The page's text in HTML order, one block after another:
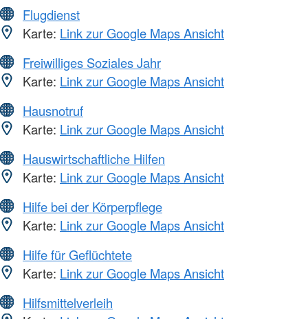
Flugdienst
Karte: Link zur Google Maps Ansicht
Freiwilliges Soziales Jahr
Karte: Link zur Google Maps Ansicht
Hausnotruf
Karte: Link zur Google Maps Ansicht
Hauswirtschaftliche Hilfen
Karte: Link zur Google Maps Ansicht
Hilfe bei der Körperpflege
Karte: Link zur Google Maps Ansicht
Hilfe für Geflüchtete
Karte: Link zur Google Maps Ansicht
Hilfsmittelverleih